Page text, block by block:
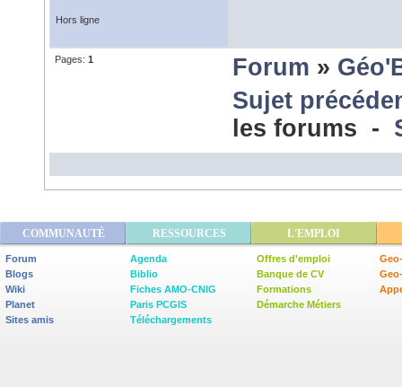
Hors ligne
Pages: 1 Forum »
Sujet
les forums -
COMMUNAUTÉ RESSOURCES L'EMPLOI
Forum
Blogs
Wiki
Planet
Sites amis
Agenda
Biblio
Fiches AMO-CNIG
Paris PCGIS
Téléchargements
Offres d'emploi
Banque de CV
Formations
Démarche Métiers